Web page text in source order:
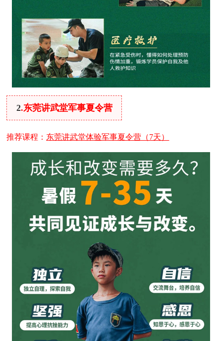
2.东莞讲武堂军事夏令营
推荐课程： 东莞讲武堂体验军事夏令营（7天）